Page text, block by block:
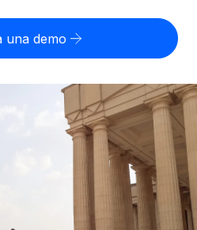
gestione HR e la
tua piattaforma in modo
Login
una demo